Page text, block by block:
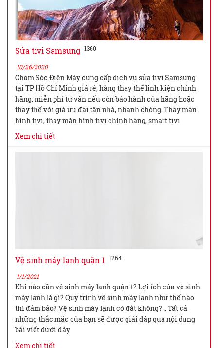
Sửa tivi Samsung 1360
10/26/2020
Chăm Sóc Điện Máy cung cấp dịch vụ sửa tivi Samsung
tại TP Hồ Chí Minh giá rẻ, hàng thay thế linh kiện chính
hãng, miễn phí tư vấn nếu còn bảo hành của hãng hoặc
thay thế với giá ưu đãi tận nhà, nhanh chóng. Thay màn
hình tivi, thay màn hình tivi chính hãng, smart tivi
Xem chi tiết
Vệ sinh máy lạnh quận 1 1264
1/1/2021
Khi nào cần vệ sinh máy lạnh quận 1? Lợi ích của vệ sinh
máy lạnh là gì? Quy trình vệ sinh máy lạnh như thế nào
thì đảm bảo? Vệ sinh máy lạnh có đắt không?… Tất cả
những thắc mắc của bạn sẽ được giải đáp qua nội dung
bài viết dưới đây
Xem chi tiết